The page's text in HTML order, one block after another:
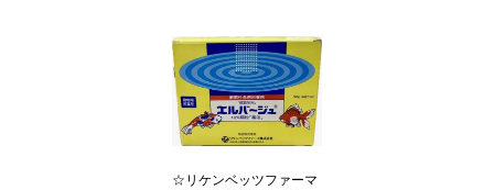
☆リケンベッツファーマ